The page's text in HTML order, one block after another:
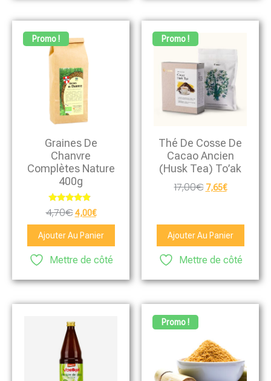
Promo !
Graines De
Chanvre
Complètes Nature
400g
Note
4.67
sur 5
4,70€ 4,00€
Ajouter Au Panier
Mettre de côté
Promo !
Thé De Cosse De
Cacao Ancien
(Husk Tea) To’ak
17,00€ 7,65€
Ajouter Au Panier
Mettre de côté
Promo !